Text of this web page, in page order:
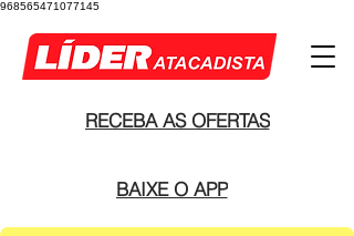
968565471077145
RECEBA AS OFERTAS
BAIXE O APP